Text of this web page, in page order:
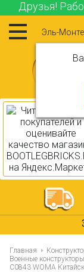
Друзья!
Эль-Монте
Главная
Военные конструкторы
C0843 WOMA